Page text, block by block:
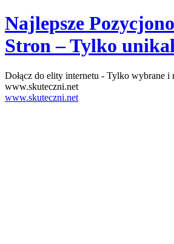
Najlepsze
Stron – Tylko
Dołącz do elity internetu - Tylko wybrane i
www.skuteczni.net
www.skuteczni.net